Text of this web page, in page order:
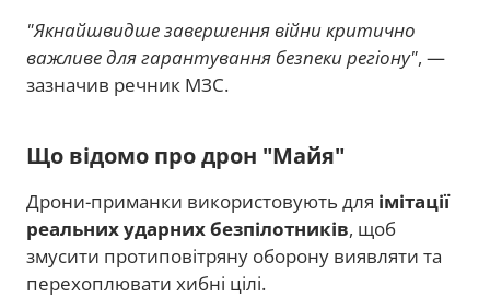
"Якнайшвидше завершення війни критично
важливе для гарантування безпеки регіону", —
зазначив речник МЗС.
Що відомо про дрон "Майя"
Дрони-приманки використовують для імітації
реальних ударних безпілотників, щоб
змусити протиповітряну оборону виявляти та
перехоплювати хибні цілі.